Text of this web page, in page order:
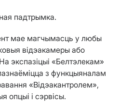
падтрымка.
мае магчымасць у любы
відэакамеры або
экспазіцыі «Белтэлекам»
з функцыяналам
«Відэакантролем»,
опцыі і сэрвісы.